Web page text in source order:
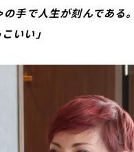
の手で人生が刻んであ
いい」